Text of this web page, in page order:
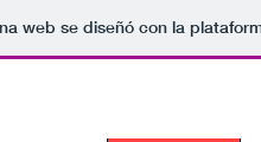
web se diseñó con la